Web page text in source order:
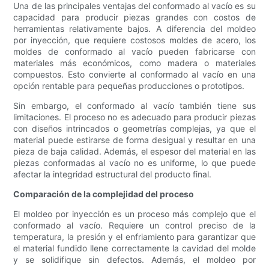
Una de las principales ventajas del conformado al vacío es su
capacidad para producir piezas grandes con costos de
herramientas relativamente bajos. A diferencia del moldeo
por inyección, que requiere costosos moldes de acero, los
moldes de conformado al vacío pueden fabricarse con
materiales más económicos, como madera o materiales
compuestos. Esto convierte al conformado al vacío en una
opción rentable para pequeñas producciones o prototipos.
Sin embargo, el conformado al vacío también tiene sus
limitaciones. El proceso no es adecuado para producir piezas
con diseños intrincados o geometrías complejas, ya que el
material puede estirarse de forma desigual y resultar en una
pieza de baja calidad. Además, el espesor del material en las
piezas conformadas al vacío no es uniforme, lo que puede
afectar la integridad estructural del producto final.
Comparación de la complejidad del proceso
El moldeo por inyección es un proceso más complejo que el
conformado al vacío. Requiere un control preciso de la
temperatura, la presión y el enfriamiento para garantizar que
el material fundido llene correctamente la cavidad del molde
y se solidifique sin defectos. Además, el moldeo por